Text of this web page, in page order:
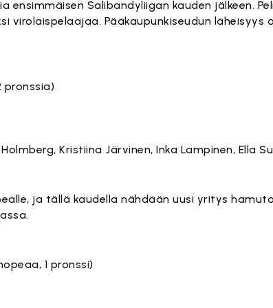
ensimmäisen Salibandyliigan kauden jälkeen.
virolaispelaajaa. Pääkaupunkiseudun läheisyys
pronssia)
Kristiina Järvinen, Inka Lampinen, Ella
ja tällä kaudella nähdään uusi yritys
1 pronssi)